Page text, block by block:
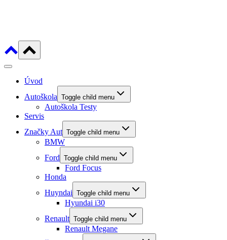
Úvod
Autoškola Toggle child menu
Autoškola Testy
Servis
Značky Aut Toggle child menu
BMW
Ford Toggle child menu
Ford Focus
Honda
Huyndai Toggle child menu
Hyundai i30
Renault Toggle child menu
Renault Megane